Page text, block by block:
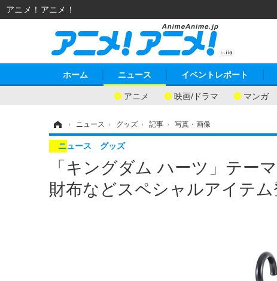
ホーム ニュース
アニメ 映画/ドラマ マンガ
イベントレポート
› ニュース › グッズ › 記事 › 写真・画像
「キングダム ハーツ」テー
財布などスペシャルアイテ
ニュース グッズ
アニメ！アニメ！